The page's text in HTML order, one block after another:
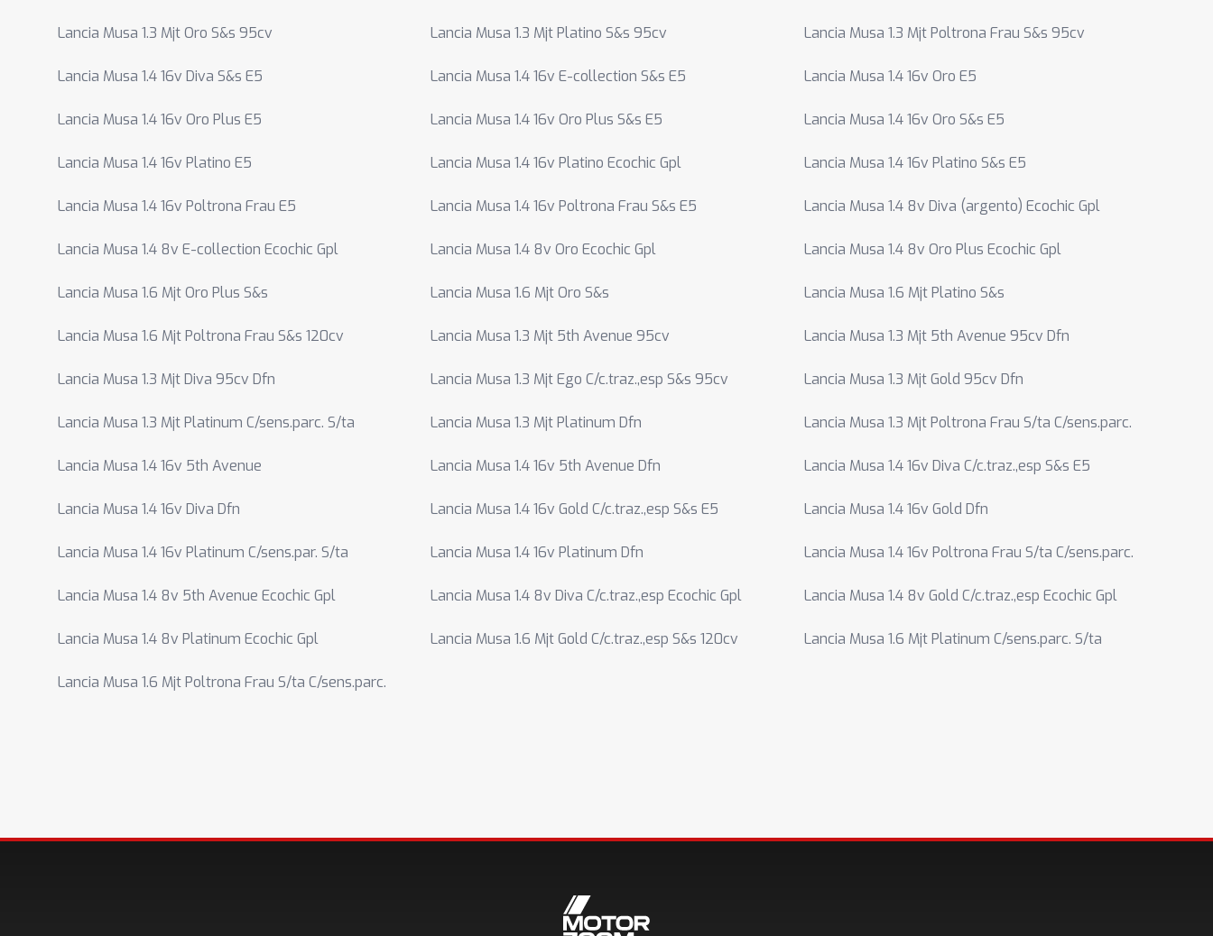
Lancia Musa 1.3 Mjt Oro S&s 95cv Lancia Musa 1.3 Mjt Platino S&s 95cv Lancia Musa 1.3 Mjt Poltrona Frau S&s 95cv
Lancia Musa 1.4 16v Diva S&s E5 Lancia Musa 1.4 16v E-collection S&s E5 Lancia Musa 1.4 16v Oro E5
Lancia Musa 1.4 16v Oro Plus E5 Lancia Musa 1.4 16v Oro Plus S&s E5 Lancia Musa 1.4 16v Oro S&s E5
Lancia Musa 1.4 16v Platino E5 Lancia Musa 1.4 16v Platino Ecochic Gpl Lancia Musa 1.4 16v Platino S&s E5
Lancia Musa 1.4 16v Poltrona Frau E5 Lancia Musa 1.4 16v Poltrona Frau S&s E5 Lancia Musa 1.4 8v Diva (argento) Ecochic Gpl
Lancia Musa 1.4 8v E-collection Ecochic Gpl Lancia Musa 1.4 8v Oro Ecochic Gpl Lancia Musa 1.4 8v Oro Plus Ecochic Gpl
Lancia Musa 1.6 Mjt Oro Plus S&s Lancia Musa 1.6 Mjt Oro S&s Lancia Musa 1.6 Mjt Platino S&s
Lancia Musa 1.6 Mjt Poltrona Frau S&s 120cv Lancia Musa 1.3 Mjt 5th Avenue 95cv Lancia Musa 1.3 Mjt 5th Avenue 95cv Dfn
Lancia Musa 1.3 Mjt Diva 95cv Dfn Lancia Musa 1.3 Mjt Ego C/c.traz.,esp S&s 95cv Lancia Musa 1.3 Mjt Gold 95cv Dfn
Lancia Musa 1.3 Mjt Platinum C/sens.parc. S/ta Lancia Musa 1.3 Mjt Platinum Dfn Lancia Musa 1.3 Mjt Poltrona Frau S/ta C/sens.parc.
Lancia Musa 1.4 16v 5th Avenue Lancia Musa 1.4 16v 5th Avenue Dfn Lancia Musa 1.4 16v Diva C/c.traz.,esp S&s E5
Lancia Musa 1.4 16v Diva Dfn Lancia Musa 1.4 16v Gold C/c.traz.,esp S&s E5 Lancia Musa 1.4 16v Gold Dfn
Lancia Musa 1.4 16v Platinum C/sens.par. S/ta Lancia Musa 1.4 16v Platinum Dfn Lancia Musa 1.4 16v Poltrona Frau S/ta C/sens.parc.
Lancia Musa 1.4 8v 5th Avenue Ecochic Gpl Lancia Musa 1.4 8v Diva C/c.traz.,esp Ecochic Gpl Lancia Musa 1.4 8v Gold C/c.traz.,esp Ecochic Gpl
Lancia Musa 1.4 8v Platinum Ecochic Gpl Lancia Musa 1.6 Mjt Gold C/c.traz.,esp S&s 120cv Lancia Musa 1.6 Mjt Platinum C/sens.parc. S/ta
Lancia Musa 1.6 Mjt Poltrona Frau S/ta C/sens.parc.